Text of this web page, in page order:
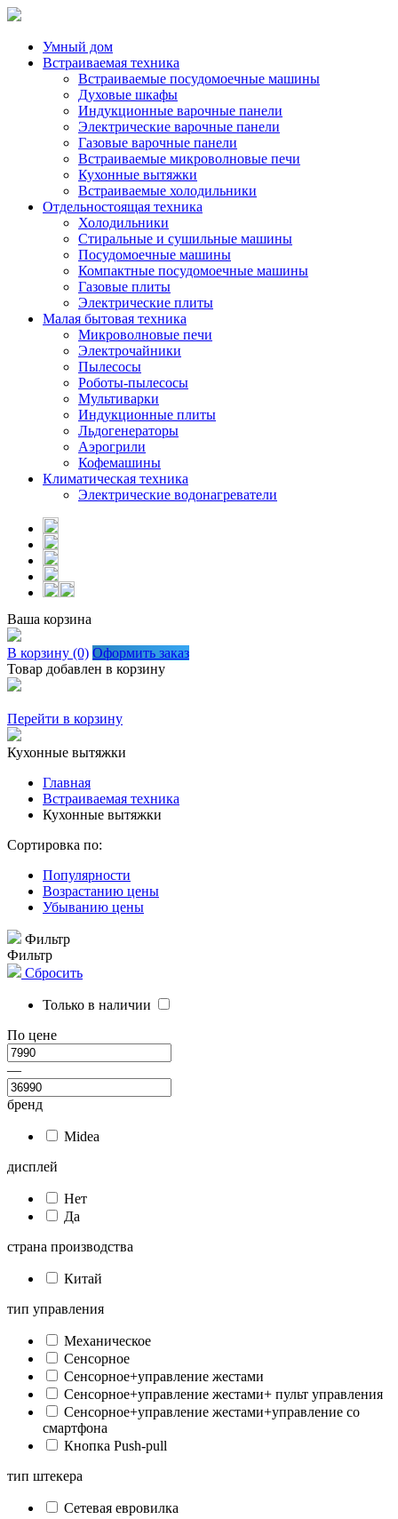
Умный дом
Встраиваемая техника
Встраиваемые посудомоечные машины
Духовые шкафы
Индукционные варочные панели
Электрические варочные панели
Газовые варочные панели
Встраиваемые микроволновые печи
Кухонные вытяжки
Встраиваемые холодильники
Отдельностоящая техника
Холодильники
Стиральные и сушильные машины
Посудомоечные машины
Компактные посудомоечные машины
Газовые плиты
Электрические плиты
Малая бытовая техника
Микроволновые печи
Электрочайники
Пылесосы
Роботы-пылесосы
Мультиварки
Индукционные плиты
Льдогенераторы
Аэрогрили
Кофемашины
Климатическая техника
Электрические водонагреватели
Ваша корзина
В корзину (0) Оформить заказ
Товар добавлен в корзину
Перейти в корзину
Кухонные вытяжки
Главная
Встраиваемая техника
Кухонные вытяжки
Сортировка по:
Популярности
Возрастанию цены
Убыванию цены
Фильтр
Фильтр
Сбросить
Только в наличии
По цене
—
бренд
Midea
дисплей
Нет
Да
страна производства
Китай
тип управления
Механическое
Сенсорное
Сенсорное+управление жестами
Сенсорное+управление жестами+ пульт управления
Сенсорное+управление жестами+управление со
смартфона
Кнопка Push-pull
тип штекера
Сетевая евровилка